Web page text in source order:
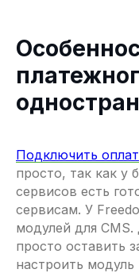
Подключить
просто, так как у
сервисов есть
сервисам. У
модулей для
просто оставить
настроить модуль
Сообщить об
info@freedompay.kz
+7 778 746 38 01
Казахстан
Документы и
Горячая линия
Горячая линия
Организация
требованиям
Регистрационный
организации № 02-